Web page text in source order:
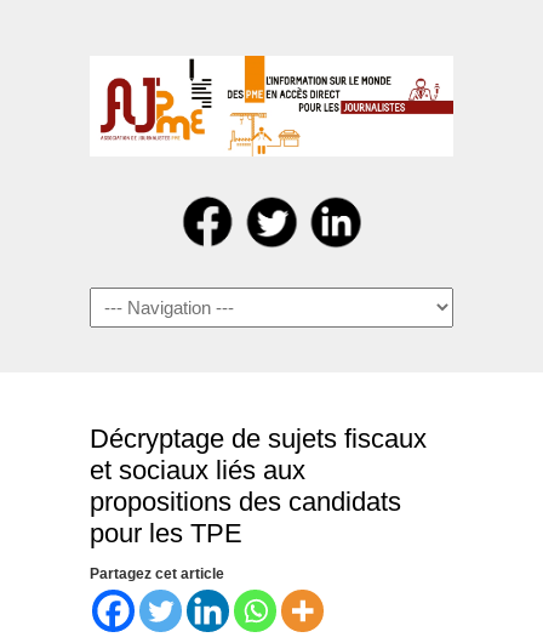
Navigation
Décryptage de sujets fiscaux
et sociaux liés aux
propositions des candidats
pour les TPE
Partagez cet article